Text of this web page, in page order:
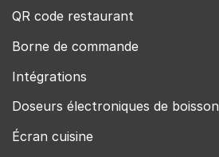
QR code restaurant
Borne de commande
Intégrations
Doseurs électroniques de boisson
Écran cuisine